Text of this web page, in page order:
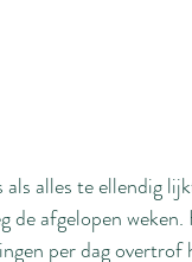
alles te ellendig
de afgelopen
per dag